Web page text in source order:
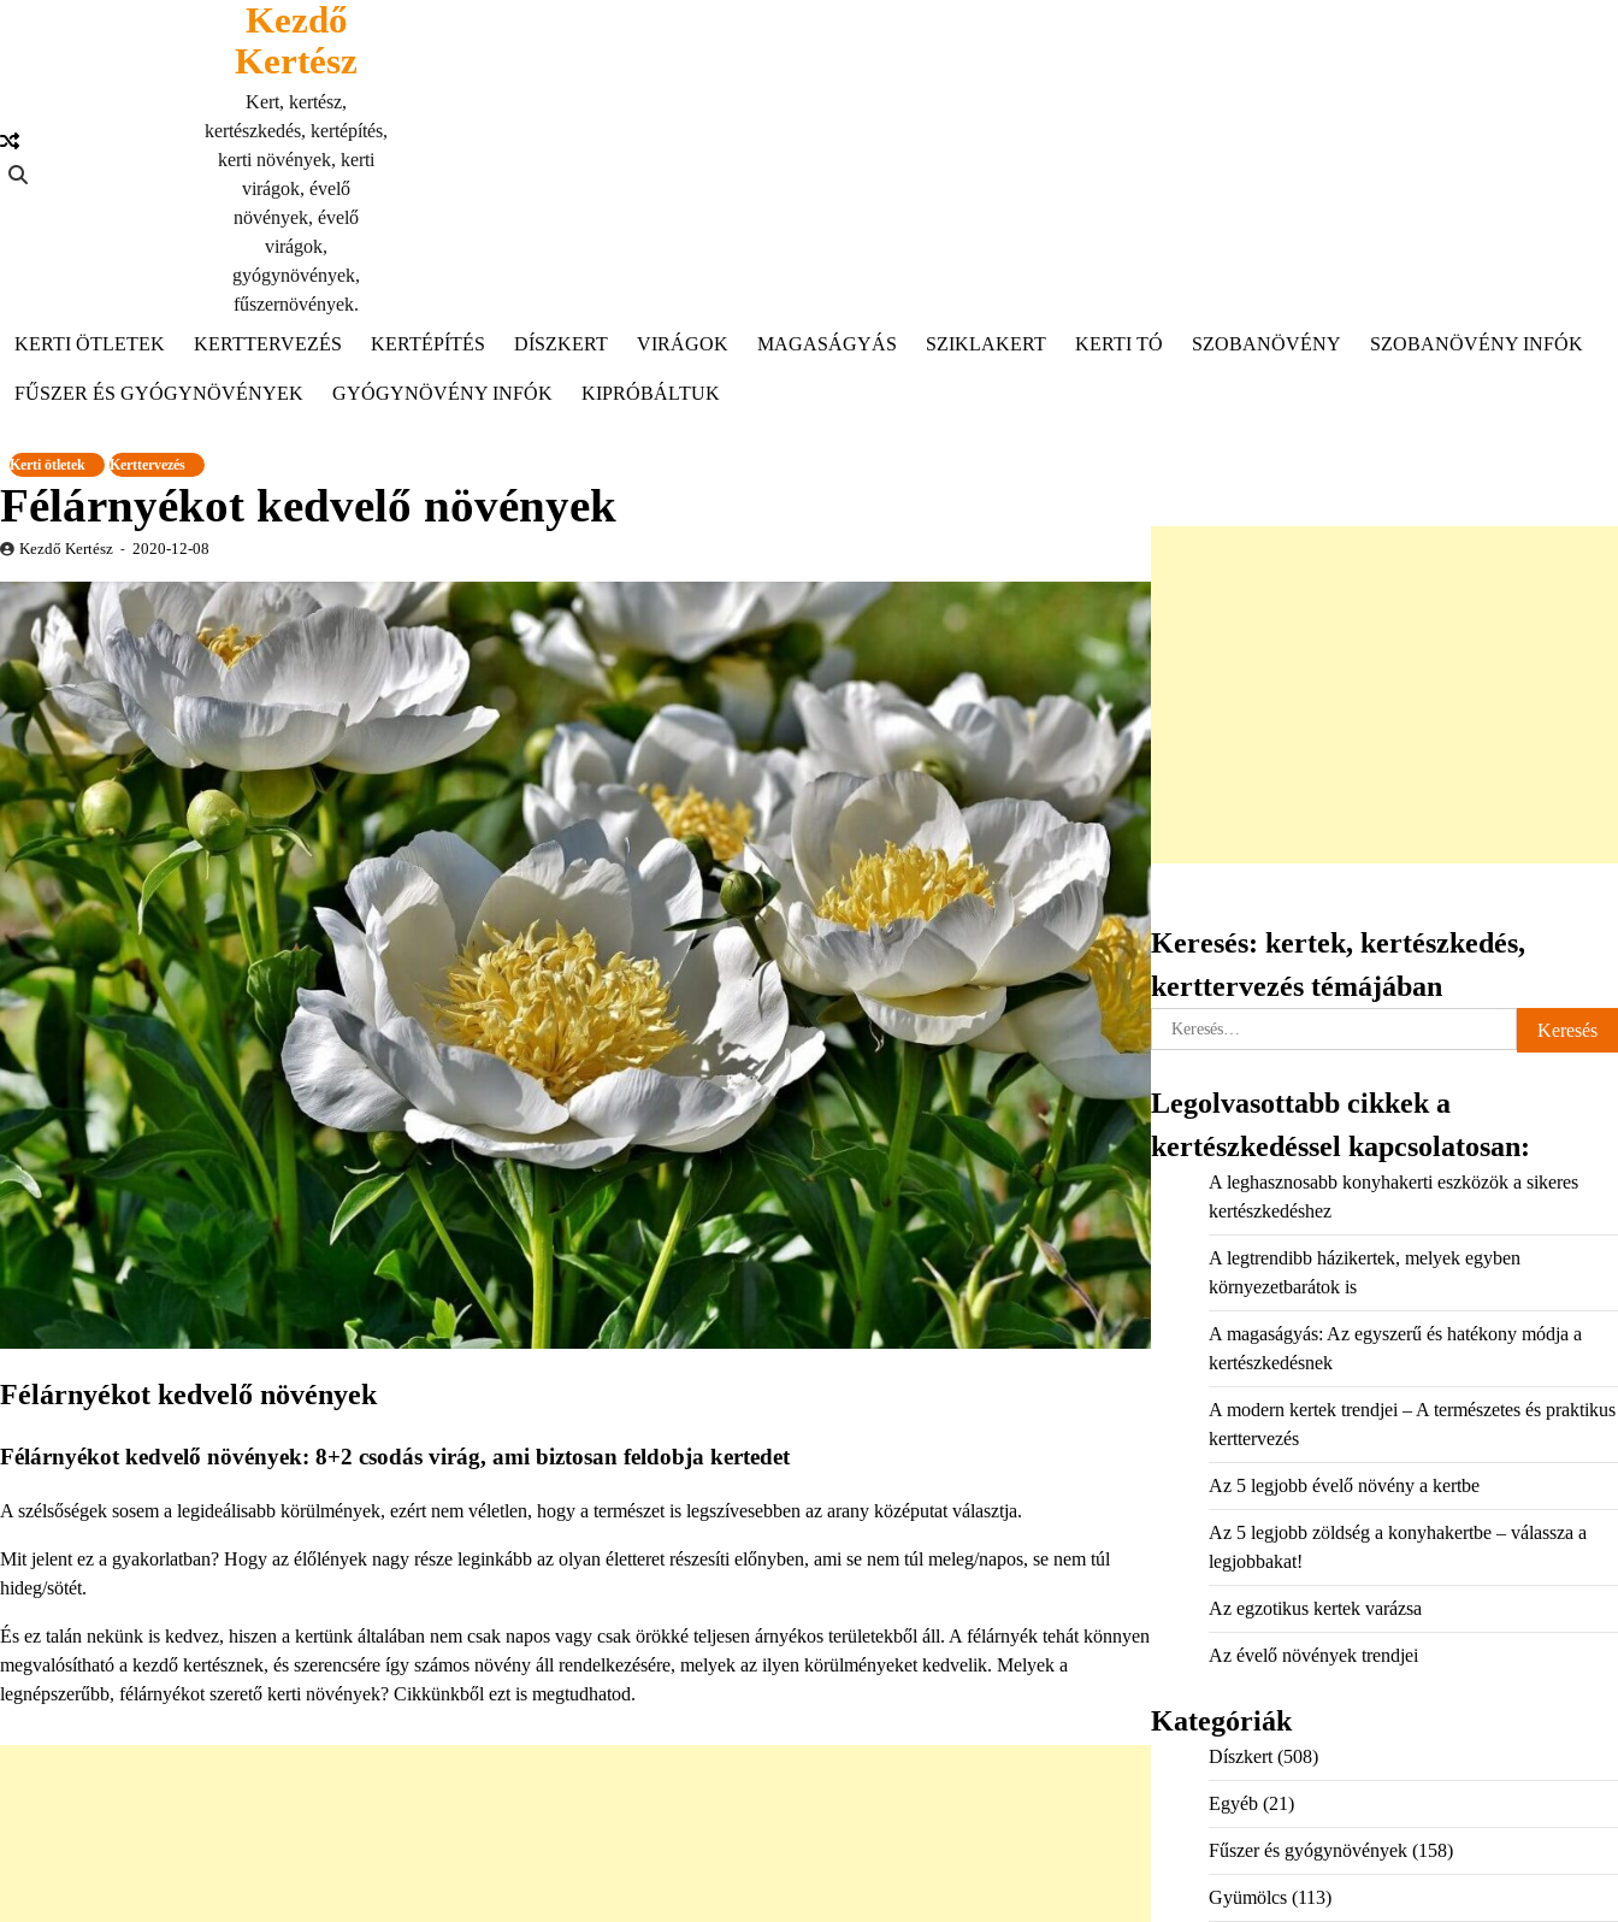
Kezdő
Kertész
Kert, kertész,
kertészkedés, kertépítés,
kerti növények, kerti
virágok, évelő
növények, évelő
virágok,
gyógynövények,
fűszernövények.
KERTI ÖTLETEK
KERTTERVEZÉS KERTÉPÍTÉS DÍSZKERT VIRÁGOK MAGASÁGYÁS SZIKLAKERT KERTI TÓ SZOBANÖVÉNY SZOBANÖVÉNY INFÓK
FŰSZER ÉS GYÓGYNÖVÉNYEK GYÓGYNÖVÉNY INFÓK KIPRÓBÁLTUK
Kerti ötletek Kerttervezés
Félárnyékot kedvelő növények
Kezdő Kertész 2020-12-08
Félárnyékot kedvelő növények
Félárnyékot kedvelő növények: 8+2 csodás virág, ami biztosan feldobja kertedet
A szélsőségek sosem a legideálisabb körülmények, ezért nem véletlen, hogy a természet is legszívesebben az arany középutat választja.
Mit jelent ez a gyakorlatban? Hogy az élőlények nagy része leginkább az olyan életteret részesíti előnyben, ami se nem túl meleg/napos, se nem túl
hideg/sötét.
És ez talán nekünk is kedvez, hiszen a kertünk általában nem csak napos vagy csak örökké teljesen árnyékos területekből áll. A félárnyék tehát könnyen
megvalósítható a kezdő kertésznek, és szerencsére így számos növény áll rendelkezésére, melyek az ilyen körülményeket kedvelik. Melyek a
legnépszerűbb, félárnyékot szerető kerti növények? Cikkünkből ezt is megtudhatod.
Keresés: kertek, kertészkedés,
kerttervezés témájában
Keresés:
Legolvasottabb cikkek a
kertészkedéssel kapcsolatosan:
A leghasznosabb konyhakerti eszközök a sikeres
kertészkedéshez
A legtrendibb házikertek, melyek egyben
környezetbarátok is
A magaságyás: Az egyszerű és hatékony módja a
kertészkedésnek
A modern kertek trendjei – A természetes és praktikus
kerttervezés
Az 5 legjobb évelő növény a kertbe
Az 5 legjobb zöldség a konyhakertbe – válassza a
legjobbakat!
Az egzotikus kertek varázsa
Az évelő növények trendjei
Kategóriák
Díszkert(508)
Egyéb(21)
Fűszer és gyógynövények(158)
Gyümölcs(113)